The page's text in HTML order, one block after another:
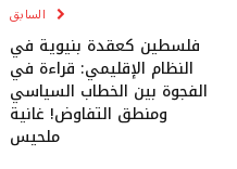
السابق
فلسطين كعقدة بنيوية في
النظام الإقليمي: قراءة في
الفجوة بين الخطاب السياسي
ومنطق التفاوض! غانية
ملحيس